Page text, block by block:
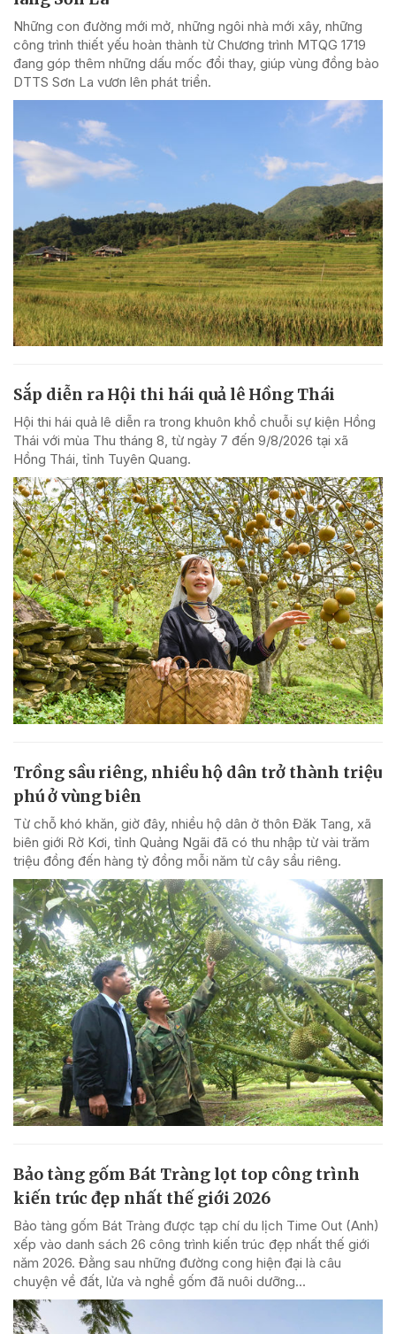
Những con đường mới mở, những ngôi nhà mới xây, những
công trình thiết yếu hoàn thành từ Chương trình MTQG 1719
đang góp thêm những dấu mốc đổi thay, giúp vùng đồng bào
DTTS Sơn La vươn lên phát triển.
Sắp diễn ra Hội thi hái quả lê Hồng Thái
Hội thi hái quả lê diễn ra trong khuôn khổ chuỗi sự kiện Hồng
Thái với mùa Thu tháng 8, từ ngày 7 đến 9/8/2026 tại xã
Hồng Thái, tỉnh Tuyên Quang.
Trồng sầu riêng, nhiều hộ dân trở thành triệu
phú ở vùng biên
Từ chỗ khó khăn, giờ đây, nhiều hộ dân ở thôn Đăk Tang, xã
biên giới Rờ Kơi, tỉnh Quảng Ngãi đã có thu nhập từ vài trăm
triệu đồng đến hàng tỷ đồng mỗi năm từ cây sầu riêng.
Bảo tàng gốm Bát Tràng lọt top công trình
kiến trúc đẹp nhất thế giới 2026
Bảo tàng gốm Bát Tràng được tạp chí du lịch Time Out (Anh)
xếp vào danh sách 26 công trình kiến trúc đẹp nhất thế giới
năm 2026. Đằng sau những đường cong hiện đại là câu
chuyện về đất, lửa và nghề gốm đã nuôi dưỡng...